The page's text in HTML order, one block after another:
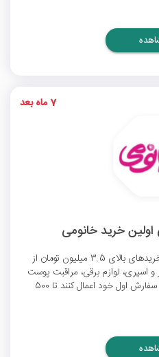
کاربران جدید خانومی می‌توانند در خریدهای بالای 3.5 میلیون تومان از
اسپری، لوازم برقی، مراقبت پوست
را برای سفارش اول خود اعمال کنند تا 500
7 ماه بعد